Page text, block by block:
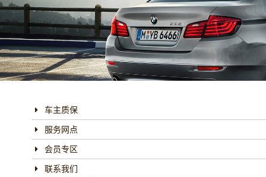
车主质保
服务网点
会员专区
联系我们